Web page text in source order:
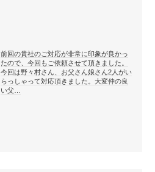
前回の貴社のご対応が非常に印象が良かっ
たので、今回もご依頼させて頂きました。
今回は野々村さん、お父さん娘さん2人がい
らっしゃって対応頂きました。大変仲の良
い父…